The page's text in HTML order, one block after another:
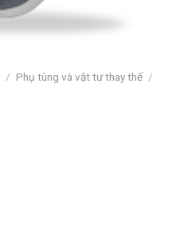
/ Phụ tùng và vật tư thay thế /